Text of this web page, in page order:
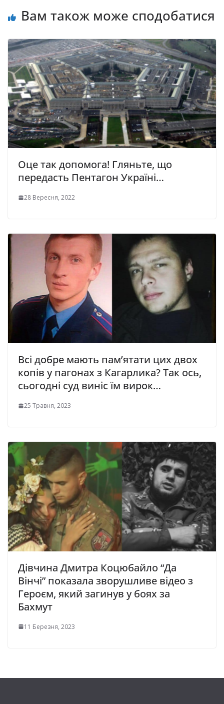
Вам також може сподобатися
Оце так допомога! Гляньте, що
передасть Пентагон Україні…
28 Вересня, 2022
Всі добре мають пам’ятати цих двох
копів у пагонах з Кагарлика? Так ось,
сьогодні суд виніс їм вирок…
25 Травня, 2023
Дівчина Дмитра Коцюбайло “Да
Вінчі” показала зворушливе відео з
Героєм, який загинув у боях за
Бахмут
11 Березня, 2023